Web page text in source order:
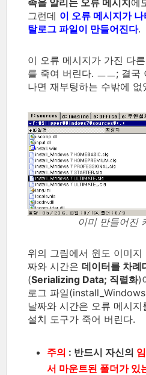
그런데 이 오류 메시지가
탈로그 파일이 만들어진다.
이 오류 메시지가 가진 다
를 죽여 버린다. ㅡㅡ; 결국
나면 재부팅하는 수밖에 없
이미 만들어진
위의 그림에서 윈도 이미
짜와 시간은 데이터를 차례
(Serializing Data; 직렬화)
로그 파일
날짜와 시간은 오류 메시
설치 도구가 죽어 버린다.
주의 : 반드시 자신의
서 마운트된 폴더가 있